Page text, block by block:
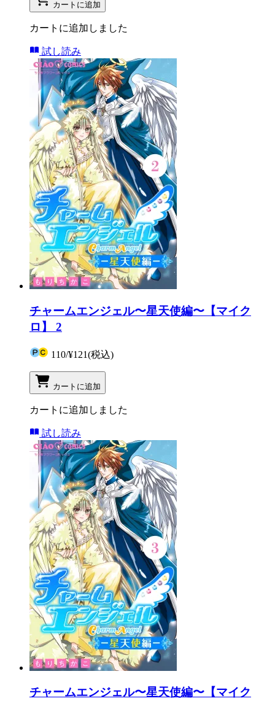
カートに追加
カートに追加しました
試し読み
チャームエンジェル〜星天使編〜【マイク
ロ】 2
110/¥121(税込)
カートに追加
カートに追加しました
試し読み
チャームエンジェル〜星天使編〜【マイク